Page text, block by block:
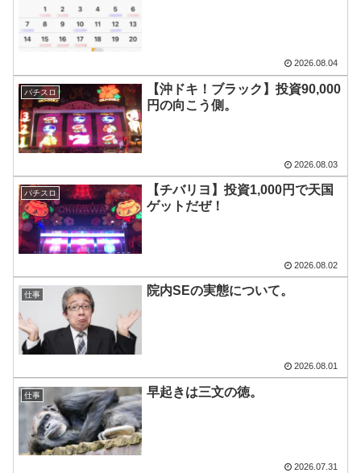
2026.08.04
パチスロ
【沖ドキ！ブラック】投資90,000
円の向こう側。
2026.08.03
パチスロ
【チバリヨ】投資1,000円で天国
ゲットだぜ！
2026.08.02
仕事 院内SEの実態について。
2026.08.01
仕事 早起きは三文の徳。
2026.07.31